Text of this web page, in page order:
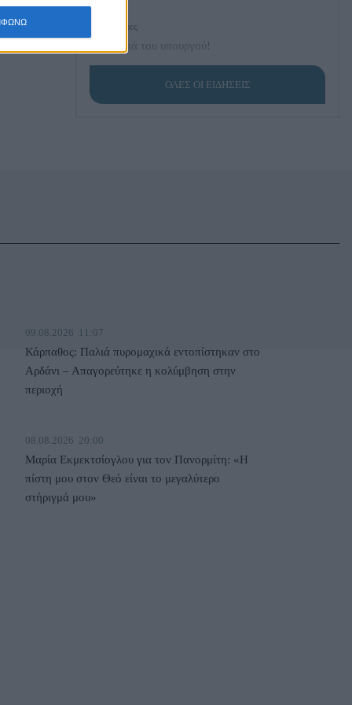
πριν 2 ώρες
Τα γυαλιά του υπουργού!
Πινακίδες κυκλοφορίας με λίγα κλικ: Τα 3
Κορυφώνεται η έξοδος του Αυγούστου: Γεμάτα
έχουν θέση στην άμμο.
ΟΛΕΣ ΟΙ ΕΙΔΗΣΕΙΣ
09.08.2026 11:07
Κάρπαθος: Παλιά πυρομαχικά εντοπίστηκαν στο
Αρδάνι – Απαγορεύτηκε η κολύμβηση στην
περιοχή
08.08.2026 20:00
Μαρία Εκμεκτσίογλου για τον Πανορμίτη: «Η
πίστη μου στον Θεό είναι το μεγαλύτερο
στήριγμά μου»